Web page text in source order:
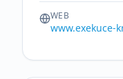
WEB
www.exekuce-